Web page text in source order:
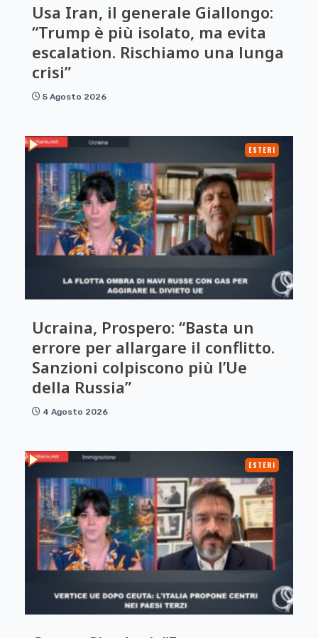
Usa Iran, il generale Giallongo:
“Trump è più isolato, ma evita
escalation. Rischiamo una lunga
crisi”
5 Agosto 2026
ESTERI
Ucraina, Prospero: “Basta un
errore per allargare il conflitto.
Sanzioni colpiscono più l’Ue
della Russia”
4 Agosto 2026
ESTERI